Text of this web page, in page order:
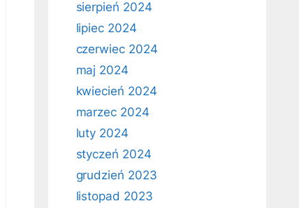
sierpień 2024
lipiec 2024
czerwiec 2024
maj 2024
kwiecień 2024
marzec 2024
luty 2024
styczeń 2024
grudzień 2023
listopad 2023